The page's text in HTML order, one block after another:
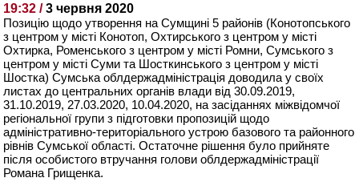
19:32 /3 червня 2020
Позицію щодо утворення на Сумщині 5 районів (Конотопського
з центром у місті Конотоп, Охтирського з центром у місті
Охтирка, Роменського з центром у місті Ромни, Сумського з
центром у місті Суми та Шосткинського з центром у місті
Шостка) Сумська облдержадміністрація доводила у своїх
листах до центральних органів влади від 30.09.2019,
31.10.2019, 27.03.2020, 10.04.2020, на засіданнях міжвідомчої
регіональної групи з підготовки пропозицій щодо
адміністративно-територіального устрою базового та районного
рівнів Сумської області. Остаточне рішення було прийняте
після особистого втручання голови облдержадміністрації
Романа Грищенка.